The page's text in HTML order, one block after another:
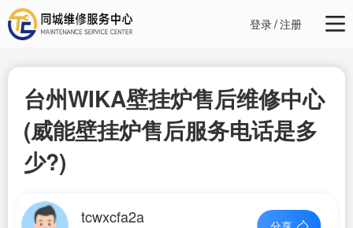
登录/注册
台州WIKA壁挂炉售后维修中心
(威能壁挂炉售后服务电话是多
少?)
tcwxcfa2a